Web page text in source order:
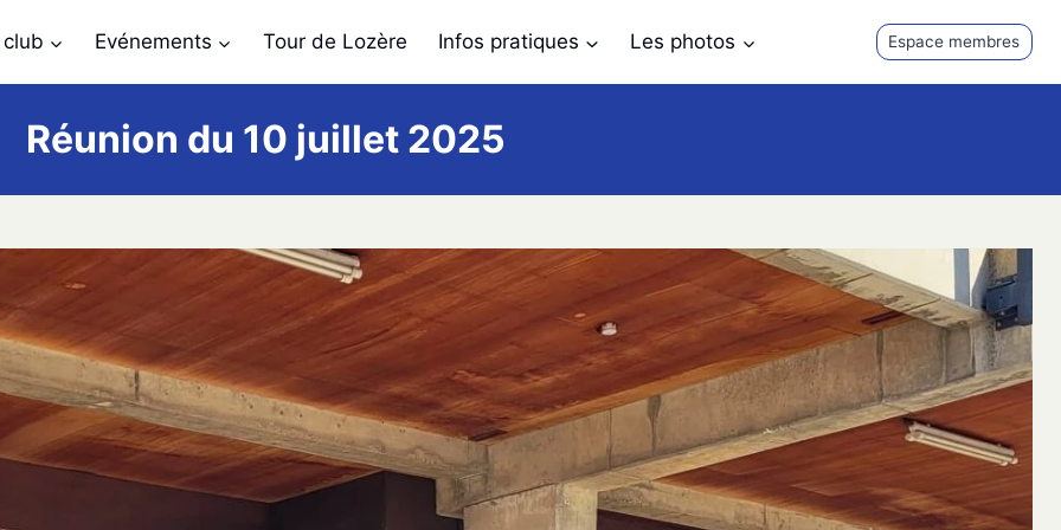
Evénements Tour de Lozère Infos pratiques Les photos Espace membres
Réunion du 10 juillet 2025